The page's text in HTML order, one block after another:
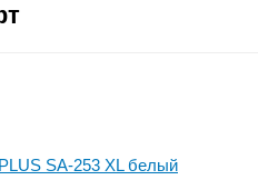
SA-253 XL белый